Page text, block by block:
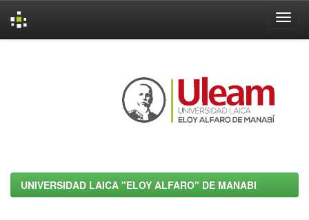
UNIVERSIDAD LAICA "ELOY ALFARO" DE MANABI